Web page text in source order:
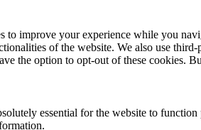
to improve your experience while you
of the website. We also use
the option to opt-out of these cookies.
essential for the website to